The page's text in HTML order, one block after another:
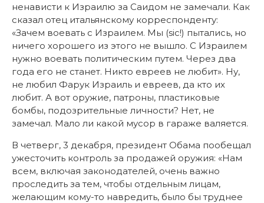
ненависти к Израилю за Саидом не замечали. Как
сказал отец итальянскому корреспонденту:
«Зачем воевать с Израилем. Мы (sic!) пытались, но
ничего хорошего из этого не вышло. С Израилем
нужно воевать политическим путем. Через два
года его не станет. Никто евреев не любит». Ну,
не любил Фарук Израиль и евреев, да кто их
любит. А вот оружие, патроны, пластиковые
бомбы, подозрительные личности? Нет, не
замечал. Мало ли какой мусор в гараже валяется.
В четверг, 3 декабря, президент Обама пообещал
ужесточить контроль за продажей оружия: «Нам
всем, включая законодателей, очень важно
проследить за тем, чтобы отдельным лицам,
желающим кому-то навредить, было бы труднее